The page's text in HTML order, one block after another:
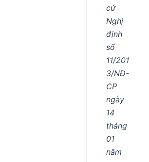
cứ
Nghị
định
số
11/201
3/NĐ-
CP
ngày
14
tháng
01
năm